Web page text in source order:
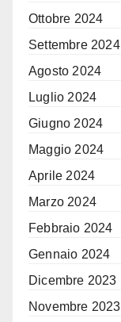
Ottobre 2024
Settembre 2024
Agosto 2024
Luglio 2024
Giugno 2024
Maggio 2024
Aprile 2024
Marzo 2024
Febbraio 2024
Gennaio 2024
Dicembre 2023
Novembre 2023